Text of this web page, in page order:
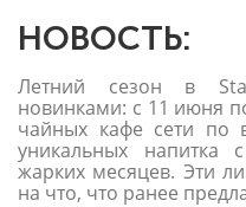
НОВОСТЬ:
Летний сезон в
новинками: с 11 июня
чайных кафе сети по
уникальных напитка
жарких месяцев. Эти
на что, что ранее